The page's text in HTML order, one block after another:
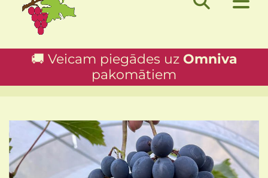
🚚 Veicam piegādes uz Omniva
pakomātiem